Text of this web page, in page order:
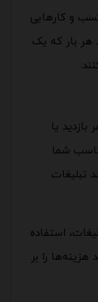
و کارهایی
هر بار که یک
یا
شما
تبلیغات
استفاده
را بر